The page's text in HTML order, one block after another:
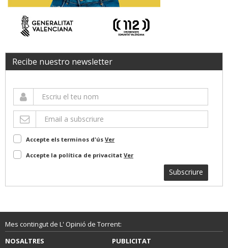
Recibe nuestro newsletter
Accepte els terminos d'ús Ver
Accepte la política de privacitat Ver
Subscriure
Mes contingut de L' Opinió de Torrent:
NOSALTRES
PUBLICITAT